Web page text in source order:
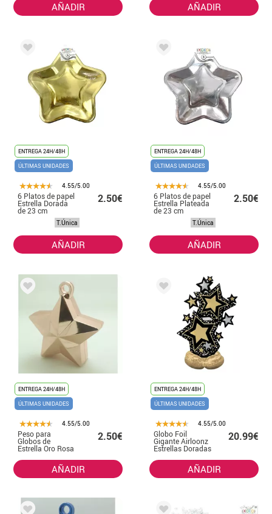
AÑADIR AÑADIR
ENTREGA 24H/48H
ÚLTIMAS UNIDADES
4.55/5.00
6 Platos de papel
Estrella Dorada
de 23 cm
2.50€
T.Única
AÑADIR
ENTREGA 24H/48H
ÚLTIMAS UNIDADES
4.55/5.00
6 Platos de papel
Estrella Plateada
de 23 cm
2.50€
T.Única
AÑADIR
ENTREGA 24H/48H
ÚLTIMAS UNIDADES
4.55/5.00
Peso para
Globos de
Estrella Oro Rosa
2.50€
AÑADIR
ENTREGA 24H/48H
ÚLTIMAS UNIDADES
4.55/5.00
Globo Foil
Gigante Airloonz
Estrellas Doradas
20.99€
AÑADIR